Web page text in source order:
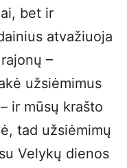
bet ir
atvažiuoja
–
užsiėmimus
ir mūsų krašto
tad užsiėmimų
Velykų dienos